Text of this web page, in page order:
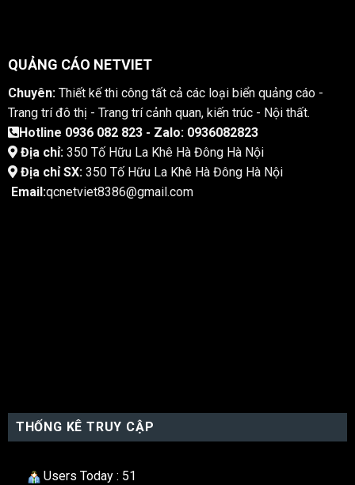
QUẢNG CÁO NETVIET
Chuyên:Thiết kế thi công tất cả các loại biển quảng cáo -
Trang trí đô thị - Trang trí cảnh quan, kiến trúc - Nội thất.
Hotline 0936 082 823 - Zalo: 0936082823
Địa chỉ:350 Tố Hữu La Khê Hà Đông Hà Nội
Địa chỉ SX:350 Tố Hữu La Khê Hà Đông Hà Nội
Email:qcnetviet8386@gmail.com
THỐNG KÊ TRUY CẬP
Users Today : 51